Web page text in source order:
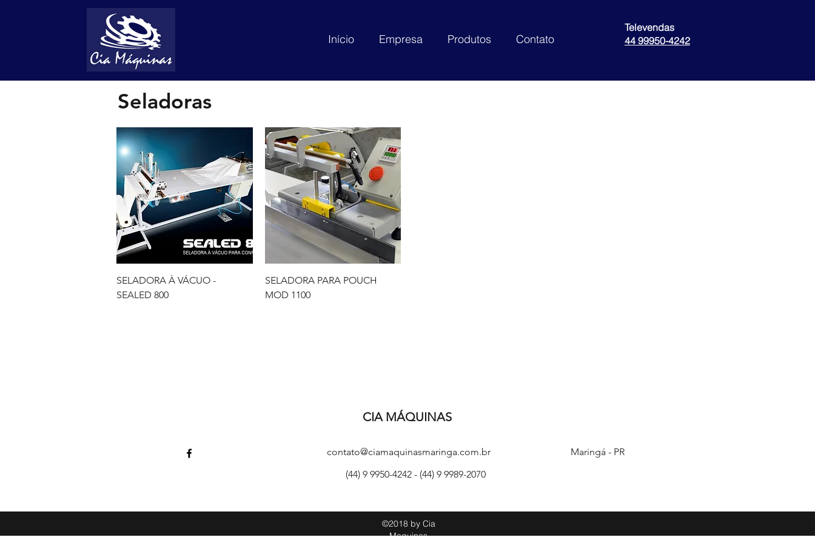
Início Empresa Produtos Contato
Televendas
44 99950-4242
Seladoras
Vista rápida
SELADORA À VÁCUO -
SEALED 800
Vista rápida
SELADORA PARA POUCH
MOD 1100
CIA MÁQUINAS
contato@ciamaquinasmaringa.com.br
Maringá - PR
(44) 9 9950-4242 - (44) 9 9989-2070
©2018 by Cia
Maquinas